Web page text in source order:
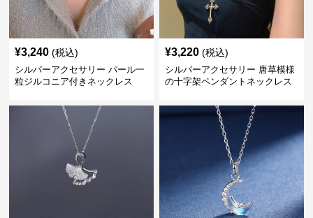
¥3,240 (税込)
シルバーアクセサリー パール一
粒ジルコニア付きネックレス
¥3,220 (税込)
シルバーアクセサリー 唐草模様
の十字架ペンダントネックレス